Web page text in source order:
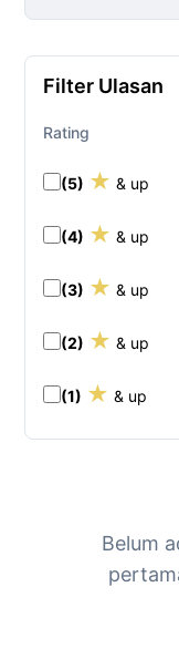
Filter Ulasan
Rating
(5) ★ & up
(4) ★ & up
(3) ★ & up
(2) ★ & up
(1) ★ & up
Belum